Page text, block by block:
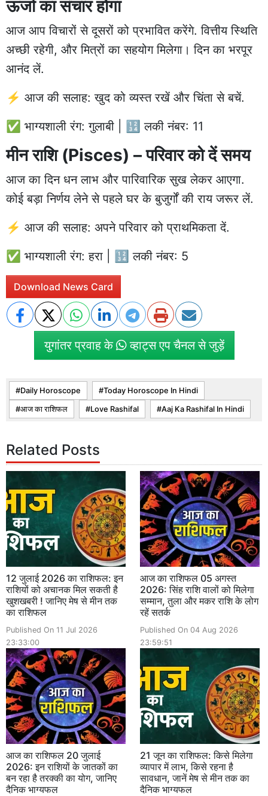
ऊर्जा का संचार होगा
आज आप विचारों से दूसरों को प्रभावित करेंगे. वित्तीय स्थिति
अच्छी रहेगी, और मित्रों का सहयोग मिलेगा। दिन का भरपूर
आनंद लें.
⚡ आज की सलाह: खुद को व्यस्त रखें और चिंता से बचें.
✅ भाग्यशाली रंग: गुलाबी | 🔢 लकी नंबर: 11
मीन राशि (Pisces) – परिवार को दें समय
आज का दिन धन लाभ और पारिवारिक सुख लेकर आएगा.
कोई बड़ा निर्णय लेने से पहले घर के बुजुर्गों की राय जरूर लें.
⚡ आज की सलाह: अपने परिवार को प्राथमिकता दें.
✅ भाग्यशाली रंग: हरा | 🔢 लकी नंबर: 5
Download News Card
युगांतर प्रवाह के व्हाट्स एप चैनल से जुड़ें
Daily Horoscope Today Horoscope In Hindi
आज का राशिफल Love Rashifal Aaj Ka Rashifal In Hindi
Related Posts
12 जुलाई 2026 का राशिफल: इन
राशियों को अचानक मिल सकती है
खुशखबरी ! जानिए मेष से मीन तक
का राशिफल
Published On 11 Jul 2026
23:33:00
आज का राशिफल 05 अगस्त
2026: सिंह राशि वालों को मिलेगा
सम्मान, तुला और मकर राशि के लोग
रहें सतर्क
Published On 04 Aug 2026
23:59:51
आज का राशिफल 20 जुलाई
2026: इन राशियों के जातकों का
बन रहा है तरक्की का योग, जानिए
दैनिक भाग्यफल
21 जून का राशिफल: किसे मिलेगा
व्यापार में लाभ, किसे रहना है
सावधान, जानें मेष से मीन तक का
दैनिक भाग्यफल